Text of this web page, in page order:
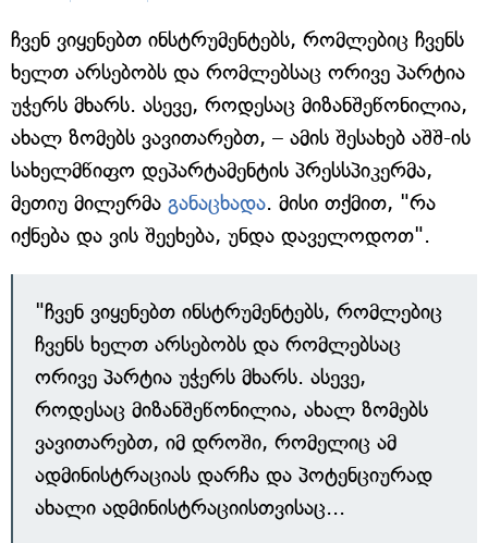
ჩვენ ვიყენებთ ინსტრუმენტებს, რომლებიც ჩვენს
ხელთ არსებობს და რომლებსაც ორივე პარტია
უჭერს მხარს. ასევე, როდესაც მიზანშეწონილია,
ახალ ზომებს ვავითარებთ, – ამის შესახებ აშშ-ის
სახელმწიფო დეპარტამენტის პრესსპიკერმა,
მეთიუ მილერმა განაცხადა. მისი თქმით, "რა
იქნება და ვის შეეხება, უნდა დაველოდოთ".
"ჩვენ ვიყენებთ ინსტრუმენტებს, რომლებიც
ჩვენს ხელთ არსებობს და რომლებსაც
ორივე პარტია უჭერს მხარს. ასევე,
როდესაც მიზანშეწონილია, ახალ ზომებს
ვავითარებთ, იმ დროში, რომელიც ამ
ადმინისტრაციას დარჩა და პოტენციურად
ახალი ადმინისტრაციისთვისაც...